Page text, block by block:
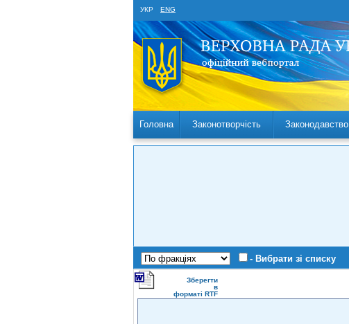
УКР ENG
Головна Законотворчість Законодавство
- Вибрати зі списку
Зберегти
в
форматі RTF